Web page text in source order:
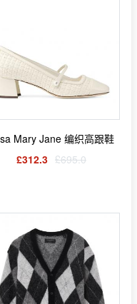
Mary Jane 编织高跟鞋
£312.3 £695.0